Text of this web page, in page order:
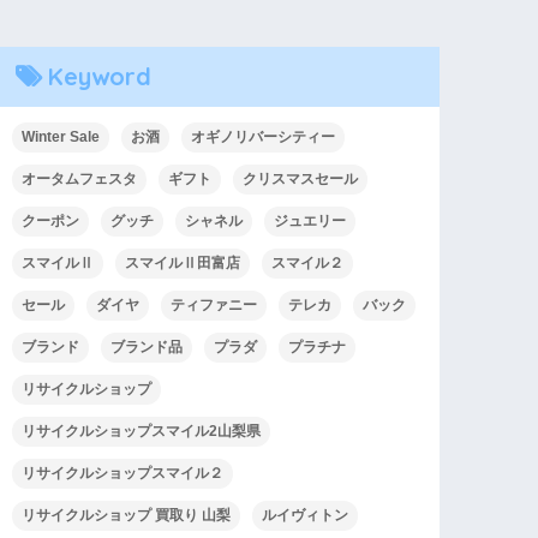
Keyword
Winter Sale お酒 オギノリバーシティー
オータムフェスタ ギフト クリスマスセール
クーポン グッチ シャネル ジュエリー
スマイルⅡ スマイルⅡ田富店 スマイル２
セール ダイヤ ティファニー テレカ バック
ブランド ブランド品 プラダ プラチナ
リサイクルショップ
リサイクルショップスマイル2山梨県
リサイクルショップスマイル２
リサイクルショップ 買取り 山梨 ルイヴィトン